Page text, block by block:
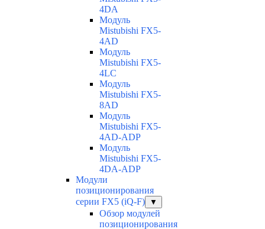
4DA
Модуль
Mistubishi FX5-
4AD
Модуль
Mistubishi FX5-
4LC
Модуль
Mistubishi FX5-
8AD
Модуль
Mistubishi FX5-
4AD-ADP
Модуль
Mistubishi FX5-
4DA-ADP
Модули
позиционирования
серии FX5 (iQ-F)
▼
Обзор модулей
позиционирования